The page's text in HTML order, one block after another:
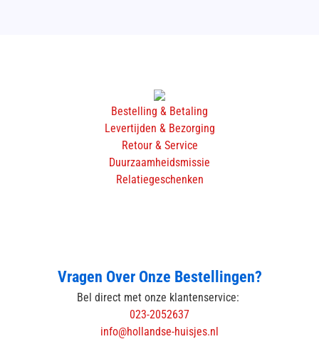
Bestelling & Betaling
Levertijden & Bezorging
Retour & Service
Duurzaamheidsmissie
Relatiegeschenken
Vragen Over Onze Bestellingen?
Bel direct met onze klantenservice:
023-2052637
info@hollandse-huisjes.nl